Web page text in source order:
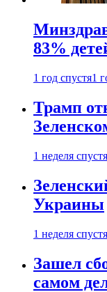
83%
1 год спустя1
Трамп
1 неделя спустя
Украины
1 неделя спустя
Зашел
самом